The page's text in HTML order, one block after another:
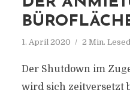
1. April 2020 2 Min.
Der Shutdown im
wird sich zeitversetzt